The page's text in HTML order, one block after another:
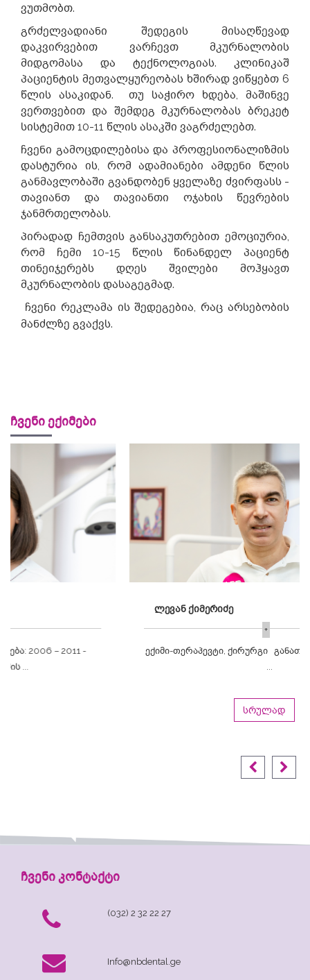
ვუთმობთ.
გრძელვადიანი შედეგის მისაღწევად
დაკვირვებით ვარჩევთ მკურნალობის
მიდგომასა და ტექნოლოგიას. კლინიკაშ
პაციენტის მეთვალყურეობას ხშირად ვიწყებთ 6
წლის ასაკიდან. თუ საჭირო ხდება, მაშინვე
ვერთვებით და შემდეგ მკურნალობას ბრეკეტ
სისტემით 10-11 წლის ასაკში ვაგრძელებთ.
ჩვენი გამოცდილებისა და პროფესიონალიზმის
დასტურია ის, რომ ადამიანები ამდენი წლის
განმავლობაში გვანდობენ ყველაზე ძვირფასს -
თავიანთ და თავიანთი ოჯახის წევრების
ჯანმრთელობას.
პირადად ჩემთვის განსაკუთრებით ემოციურია,
რომ ჩემი 10-15 წლის წინანდელ პაციენტ
თინეიჯერებს დღეს შვილები მოჰყავთ
მკურნალობის დასაგეგმად.
ჩვენი რეკლამა ის შედეგებია, რაც არსებობის
მანძლზე გვაქვს.
ჩვენი ექიმები
+
ექიმი-თერაპევტი, ქირურგი განათლება: 1995 - 2000
ჩვენი კონტაქტი
(032) 2 32 22 27
Info@nbdental.ge